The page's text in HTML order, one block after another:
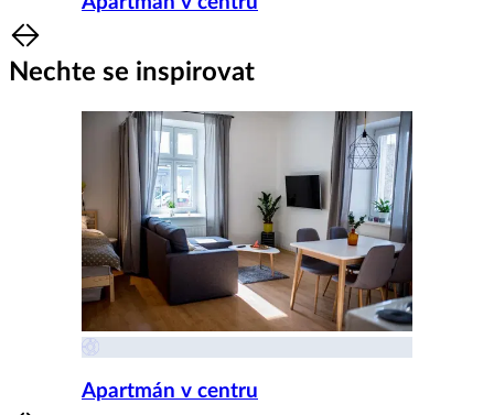
Item
1
of
Nechte se inspirovat
Apartmán v centru